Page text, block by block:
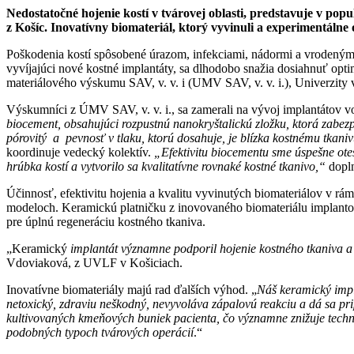
Nedostatočné hojenie kostí v tvárovej oblasti, predstavuje v
z Košíc. Inovatívny biomateriál, ktorý vyvinuli a
Poškodenia kostí spôsobené úrazom, infekciami, nádormi a
vyvíjajúci nové kostné implantáty, sa dlhodobo snažia dosiahnuť
materiálového výskumu SAV, v. v. i (UMV SAV, v. v. i.), Univerzity
Výskumníci z ÚMV SAV, v. v. i., sa zamerali na vývoj implantátov
biocement, obsahujúci rozpustnú nanokryštalickú zložku, ktorá
pórovitý a pevnosť v tlaku, ktorú dosahuje, je blízka kostnému
koordinuje vedecký kolektív.
„Efektivitu biocementu sme úspešne
hrúbka kostí a vytvorilo sa kvalitatívne rovnaké kostnétkanivo,“
Účinnosť, efektivitu hojenia a kvalitu vyvinutých biomateriálov v
modeloch. Keramickú platničku z inovovaného biomateriálu
pre úplnú regeneráciu kostného tkaniva.
„Keramický implantát významne podporil hojenie kostného tkaniva
Vdoviaková, z UVLF v Košiciach.
Inovatívne biomateriály majú rad ďalších výhod. „Náš keramický
netoxický, zdraviu neškodný, nevyvoláva zápalovú reakciu a dá sa
kultivovaných kmeňových buniek pacienta, čo významne znižuje
podobných typoch tvárových operácií.“